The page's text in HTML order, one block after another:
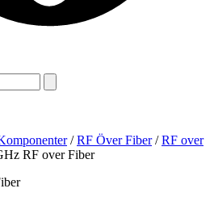
/RF Över Fiber/RF over
RF over Fiber